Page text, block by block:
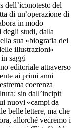
dell’iconotesto del
di un’operazione di
in modo
degli studi, dalla
sua «biografia dei
illustrazioni»
in saggi
editoriale attraverso
ai primi anni
coerenza
sin dall’incipit
nuovi «campi da
belle lettere, ma che
, allorché vedremo i